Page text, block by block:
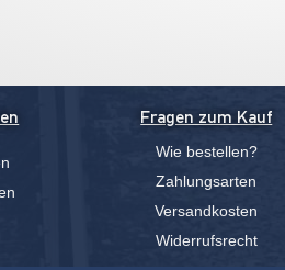
Fragen zum Kauf
Wie bestellen?
Zahlungsarten
Versandkosten
Widerrufsrecht